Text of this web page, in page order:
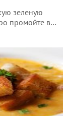
зеленую
промойте в…